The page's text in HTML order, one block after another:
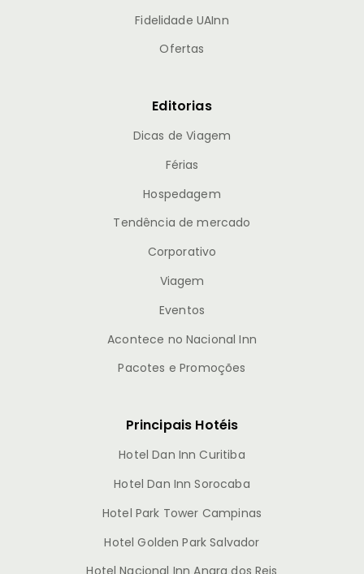
Fidelidade UAInn
Ofertas
Editorias
Dicas de Viagem
Férias
Hospedagem
Tendência de mercado
Corporativo
Viagem
Eventos
Acontece no Nacional Inn
Pacotes e Promoções
Principais Hotéis
Hotel Dan Inn Curitiba
Hotel Dan Inn Sorocaba
Hotel Park Tower Campinas
Hotel Golden Park Salvador